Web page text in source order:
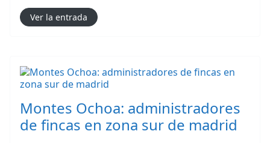
Ver la entrada
Montes Ochoa: administradores
de fincas en zona sur de madrid